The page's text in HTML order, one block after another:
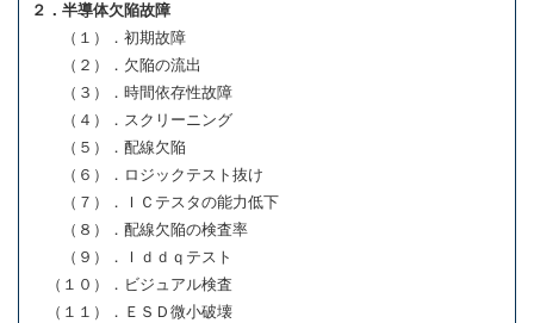
２．半導体欠陥故障
（１）．初期故障
（２）．欠陥の流出
（３）．時間依存性故障
（４）．スクリーニング
（５）．配線欠陥
（６）．ロジックテスト抜け
（７）．ＩＣテスタの能力低下
（８）．配線欠陥の検査率
（９）．Ｉｄｄｑテスト
（１０）．ビジュアル検査
（１１）．ＥＳＤ微小破壊